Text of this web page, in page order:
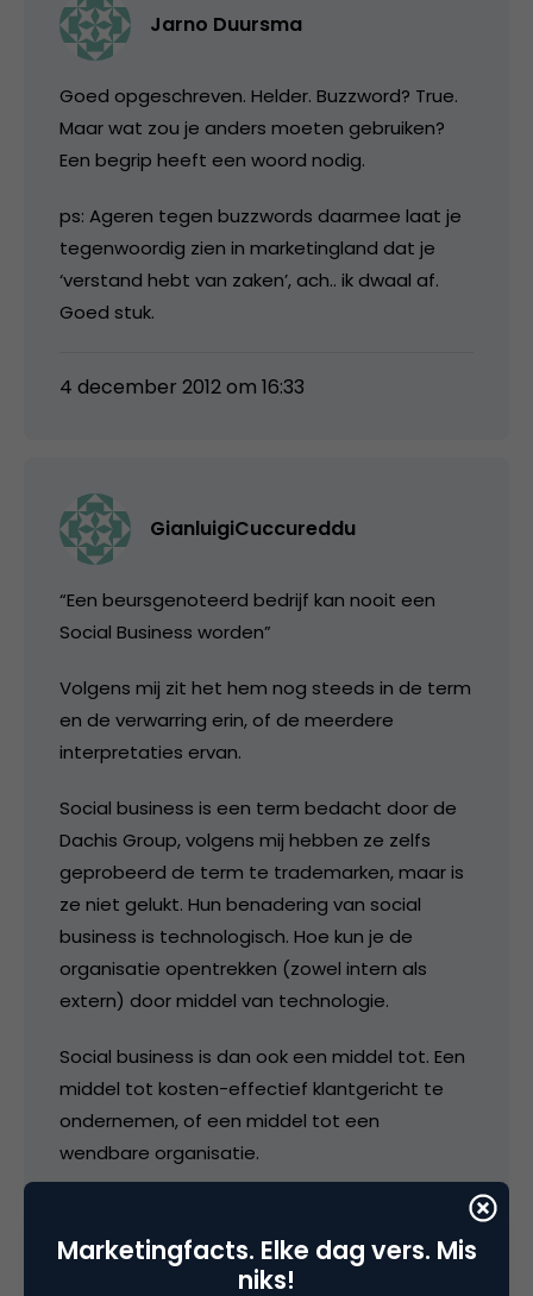
Jarno Duursma
Goed opgeschreven. Helder. Buzzword? True.
Maar wat zou je anders moeten gebruiken?
Een begrip heeft een woord nodig.
ps: Ageren tegen buzzwords daarmee laat je
tegenwoordig zien in marketingland dat je
‘verstand hebt van zaken’, ach.. ik dwaal af.
Goed stuk.
4 december 2012 om 16:33
GianluigiCuccureddu
“Een beursgenoteerd bedrijf kan nooit een
Social Business worden”
Volgens mij zit het hem nog steeds in de term
en de verwarring erin, of de meerdere
interpretaties ervan.
Social business is een term bedacht door de
Dachis Group, volgens mij hebben ze zelfs
geprobeerd de term te trademarken, maar is
ze niet gelukt. Hun benadering van social
business is technologisch. Hoe kun je de
organisatie opentrekken (zowel intern als
extern) door middel van technologie.
Social business is dan ook een middel tot. Een
middel tot kosten-effectief klantgericht te
ondernemen, of een middel tot een
wendbare organisatie.
dat ook een beursgenoteerd bedrijf echt een
balans kan vinden in het creëren van waarde
Marketingfacts. Elke dag vers. Mis
niks!